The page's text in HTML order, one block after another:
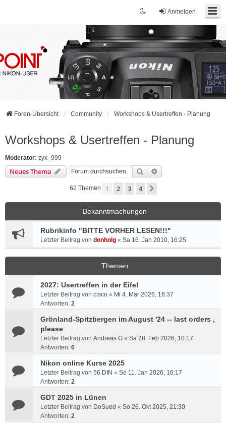
Anmelden
Foren-Übersicht Community Workshops & Usertreffen - Planung
Workshops & Usertreffen - Planung
Moderator: zyx_999
Neues Thema Suche
62 Themen 1 2 3 4
Bekanntmachungen
Rubrikinfo "BITTE VORHER LESEN!!!"
Letzter Beitrag von donholg « Sa 16. Jan 2010, 16:25
Themen
2027: Usertreffen in der Eifel
Letzter Beitrag von cisco « Mi 4. Mär 2026, 16:37
Antworten: 2
Grönland-Spitzbergen im August '24 -- last orders ,
please
Letzter Beitrag von Andreas G « Sa 28. Feb 2026, 10:17
Antworten: 6
Nikon online Kurse 2025
Letzter Beitrag von 56 DIN « So 11. Jan 2026, 16:17
Antworten: 2
GDT 2025 in Lünen
Letzter Beitrag von DoSued « So 26. Okt 2025, 21:30
Antworten: 2